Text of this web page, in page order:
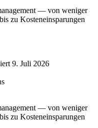
— von weniger
zu Kosteneinsparungen
9. Juli 2026
— von weniger
zu Kosteneinsparungen